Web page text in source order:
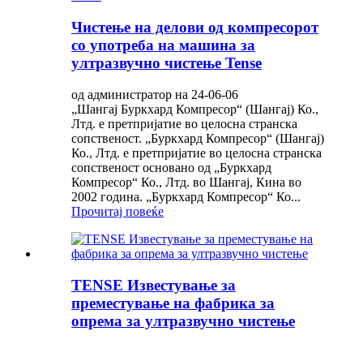
Чистење на делови од компресорот
со употреба на машина за
ултразвучно чистење Tense
од администратор на 24-06-06
„Шангај Буркхард Компресор“ (Шангај) Ко.,
Лтд. е претпријатие во целосна странска
сопственост. „Буркхард Компресор“ (Шангај)
Ко., Лтд. е претпријатие во целосна странска
сопственост основано од „Буркхард
Компресор“ Ко., Лтд. во Шангај, Кина во
2002 година. „Буркхард Компресор“ Ко...
Прочитај повеќе
TENSE Известување за
преместување на фабрика за
опрема за ултразвучно чистење